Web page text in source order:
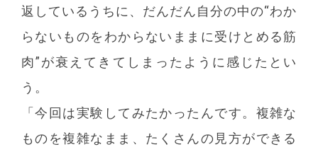
返しているうちに、だんだん自分の中の“わか
らないものをわからないままに受けとめる筋
肉”が衰えてきてしまったように感じたとい
う。
「今回は実験してみたかったんです。複雑な
ものを複雑なまま、たくさんの見方ができる